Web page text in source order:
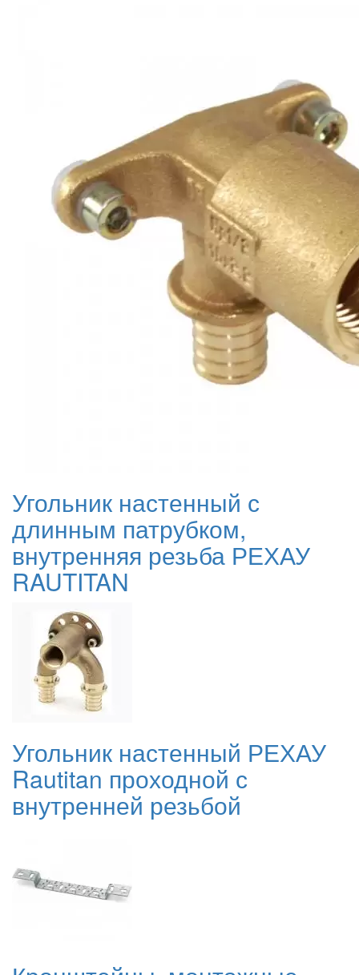
Угольник настенный с
длинным патрубком,
внутренняя резьба РЕХАУ
RAUTITAN
Угольник настенный РЕХАУ
Rautitan проходной с
внутренней резьбой